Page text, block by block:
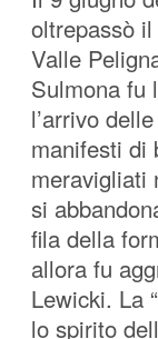
oltrepassò
Valle
Sulmona fu
l’arrivo
manifesti di
meravigliati
si
fila della
allora fu
Lewicki. La
lo spirito